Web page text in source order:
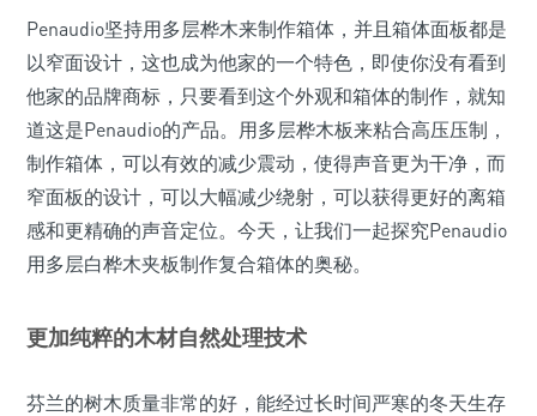
Penaudio坚持用多层桦木来制作箱体，并且箱体面板都是
以窄面设计，这也成为他家的一个特色，即使你没有看到
他家的品牌商标，只要看到这个外观和箱体的制作，就知
道这是Penaudio的产品。用多层桦木板来粘合高压压制，
制作箱体，可以有效的减少震动，使得声音更为干净，而
窄面板的设计，可以大幅减少绕射，可以获得更好的离箱
感和更精确的声音定位。今天，让我们一起探究Penaudio
用多层白桦木夹板制作复合箱体的奥秘。
更加纯粹的木材自然处理技术
芬兰的树木质量非常的好，能经过长时间严寒的冬天生存